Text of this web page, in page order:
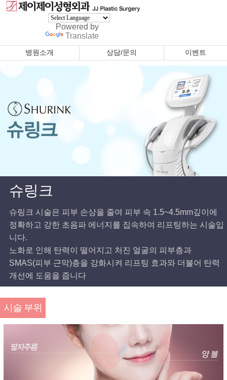
Powered by
Translate
병원소개 상담/문의 이벤트
슈링크
슈링크 시술은 피부 손상을 줄여 피부 속 1.5~4.5mm깊이에
정확하고 강한 초음파 에너지를 집속하여 리프팅하는 시술입
니다.
노화로 인해 탄력이 떨어지고 처진 얼굴의 피부층과
SMAS(피부 근막)층을 강화시켜 리프팅 효과와 더불어 탄력
개선에 도움을 줍니다
시술 부위